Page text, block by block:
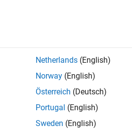
Netherlands (English)
Norway (English)
Österreich (Deutsch)
Portugal (English)
Sweden (English)